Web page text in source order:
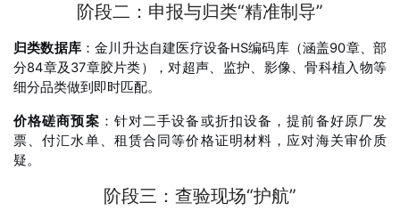
阶段二：申报与归类“精准制导”
归类数据库：金川升达自建医疗设备HS编码库（涵盖90章、部
分84章及37章胶片类），对超声、监护、影像、骨科植入物等
细分品类做到即时匹配。
价格磋商预案 ：针对二手设备或折扣设备，提前备好原厂发
票、付汇水单、租赁合同等价格证明材料，应对海关审价质
疑。
阶段三：查验现场“护航”